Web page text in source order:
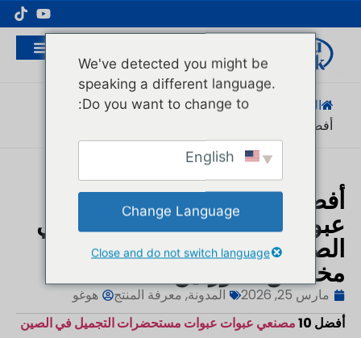
مُصنِّع عبوات مستحضرات التجميل الاحترافية
الصفحة الرئيسية / المدونة / معرفة المنتج /
أفضل 10 مستحضرات تجميل...
أفضل 10 أفضل مصنعي عبوات
عبوات مستحضرات التجميل في
الصين: الموردين جرة كريم
مخصص الموردين
مارس 25, 2026 المدونة, معرفة المنتج
هوغو
أفضل 10
مصنعي عبوات عبوات مستحضرات التجميل في الصين
We've detected you might be
speaking a different language.
Do you want to change to:
Change Language
Close and do not switch language